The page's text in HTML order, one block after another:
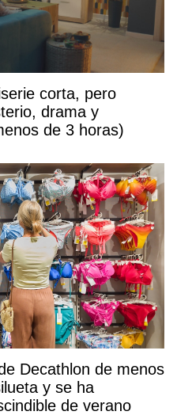
corta, pero
drama y
de 3 horas)
Decathlon de menos
y se ha
de verano